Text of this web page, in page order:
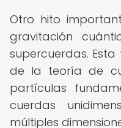
Otro hito
gravitación
supercuerdas.
de la teoría de
partículas
cuerdas
múltiples